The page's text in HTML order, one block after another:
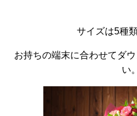
サイズは5種
お持ちの端末に合わせてダ
い。